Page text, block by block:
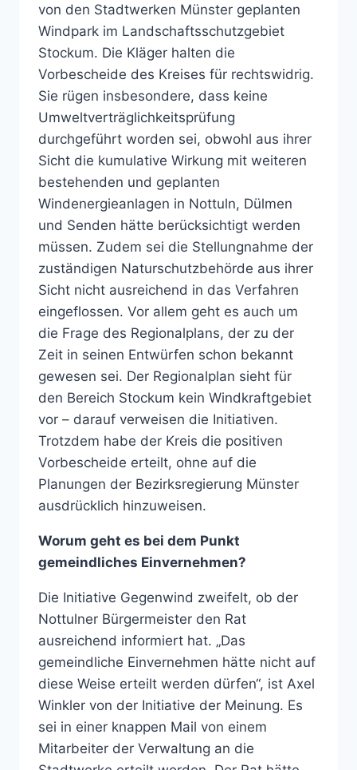
von den Stadtwerken Münster geplanten
Windpark im Landschaftsschutzgebiet
Stockum. Die Kläger halten die
Vorbescheide des Kreises für rechtswidrig.
Sie rügen insbesondere, dass keine
Umweltverträglichkeitsprüfung
durchgeführt worden sei, obwohl aus ihrer
Sicht die kumulative Wirkung mit weiteren
bestehenden und geplanten
Windenergieanlagen in Nottuln, Dülmen
und Senden hätte berücksichtigt werden
müssen. Zudem sei die Stellungnahme der
zuständigen Naturschutzbehörde aus ihrer
Sicht nicht ausreichend in das Verfahren
eingeflossen. Vor allem geht es auch um
die Frage des Regionalplans, der zu der
Zeit in seinen Entwürfen schon bekannt
gewesen sei. Der Regionalplan sieht für
den Bereich Stockum kein Windkraftgebiet
vor – darauf verweisen die Initiativen.
Trotzdem habe der Kreis die positiven
Vorbescheide erteilt, ohne auf die
Planungen der Bezirksregierung Münster
ausdrücklich hinzuweisen.
Worum geht es bei dem Punkt
gemeindliches Einvernehmen?
Die Initiative Gegenwind zweifelt, ob der
Nottulner Bürgermeister den Rat
ausreichend informiert hat. „Das
gemeindliche Einvernehmen hätte nicht auf
diese Weise erteilt werden dürfen“, ist Axel
Winkler von der Initiative der Meinung. Es
sei in einer knappen Mail von einem
Mitarbeiter der Verwaltung an die